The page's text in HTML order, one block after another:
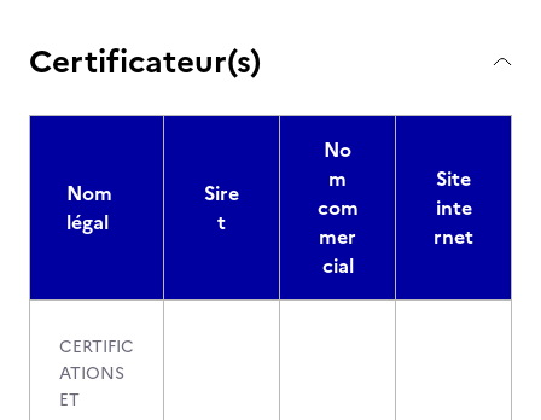
Certificateur(s)
Nom
légal
Sire
t
No
m
com
mer
cial
Site
inte
rnet
CERTIFIC
ATIONS
ET